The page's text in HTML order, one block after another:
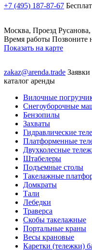
+7 (495) 187-87-67
Москва, Проезд Русанова,
Время работы Позвоните
Показать на карте
zakaz@arenda.trade
каталог аренды
Вилочные
Снегоуборочные
Бензопилы
Захваты
Гидравлические
Платформенные
Двухколесные
Штабелеры
Подъемные столы
Такелажные
Домкраты
Тали
Лебедки
Траверса
Скобы такелажные
Портальные краны
Весы крановые
Каретки (тележки)